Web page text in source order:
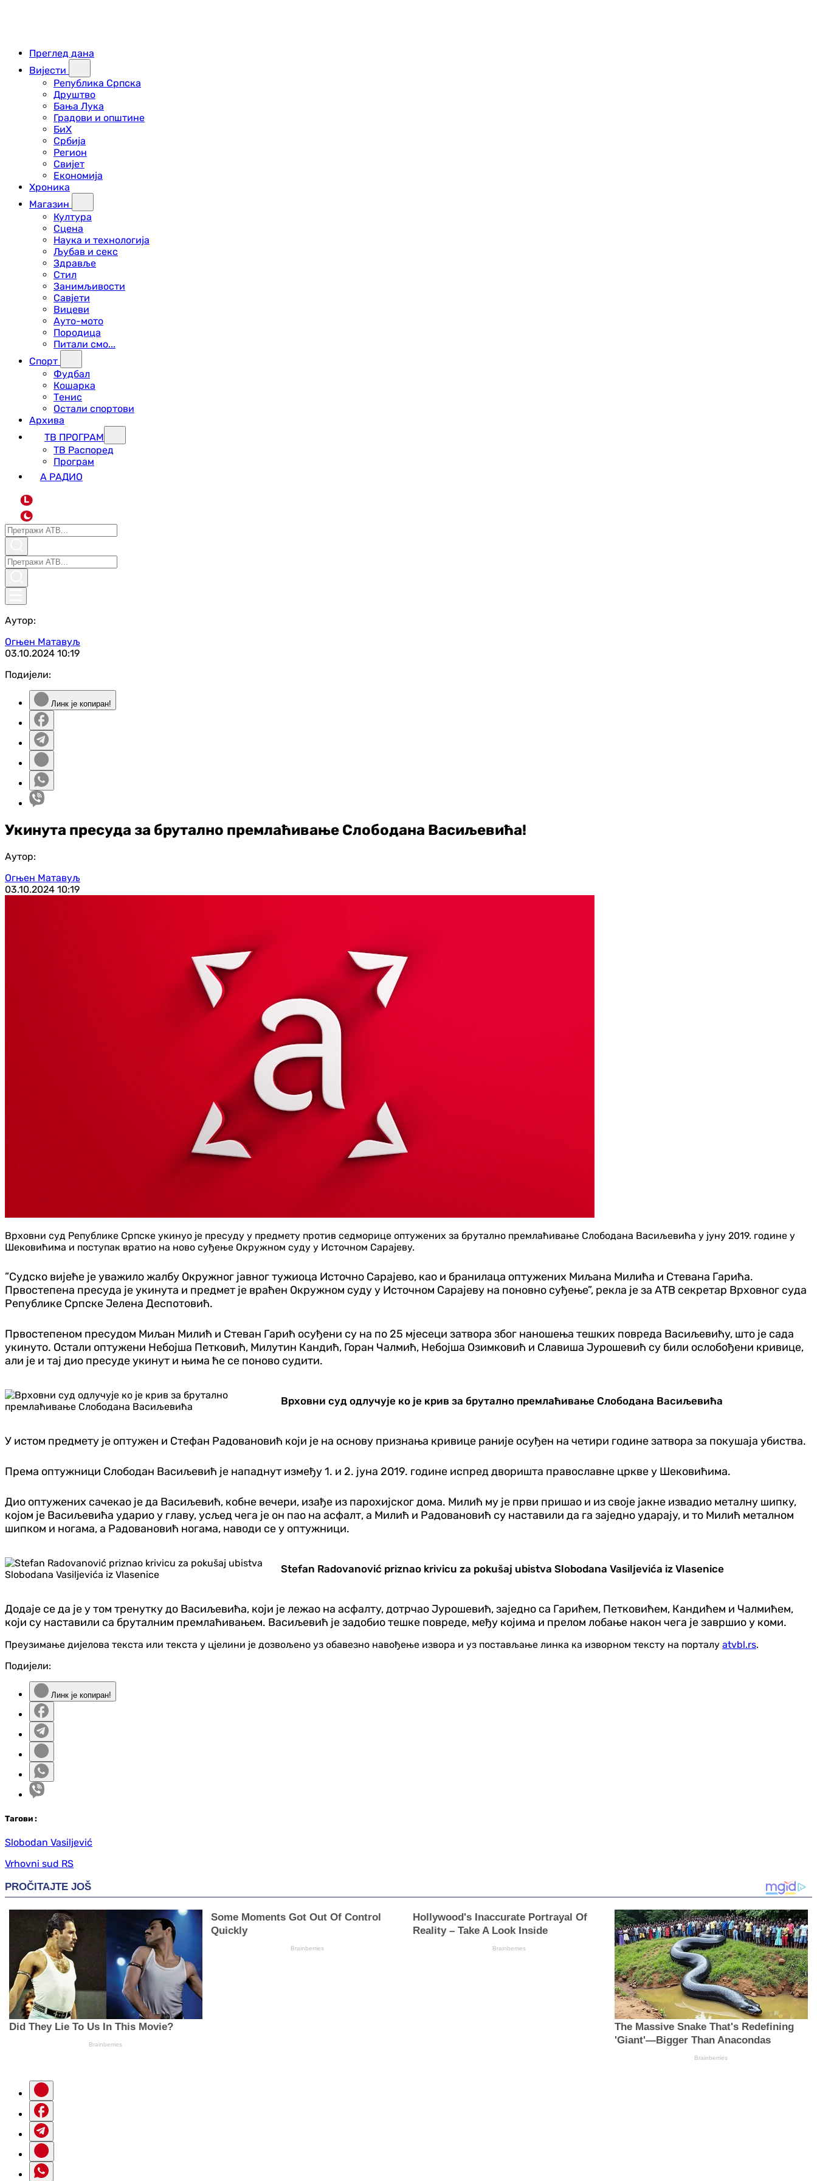
Преглед дана
Вијести
Република Српска
Друштво
Бања Лука
Градови и општине
БиХ
Србија
Регион
Свијет
Економија
Хроника
Магазин
Култура
Сцена
Наука и технологија
Љубав и секс
Здравље
Стил
Занимљивости
Савјети
Вицеви
Ауто-мото
Породица
Питали смо...
Спорт
Фудбал
Кошарка
Тенис
Остали спортови
Архива
ТВ ПРОГРАМ
ТВ Распоред
Програм
А РАДИО
L
Аутор:
Огњен Матавуљ
03.10.2024 10:19
Подијели:
Линк је копиран!
Укинута пресуда за брутално премлаћивање Слободана Васиљевића!
Аутор:
Огњен Матавуљ
03.10.2024 10:19
Врховни суд Републике Српске укинуо је пресуду у предмету против седморице оптужених за брутално премлаћивање Слободана Васиљевића у јуну 2019. године у
Шековићима и поступак вратио на ново суђење Окружном суду у Источном Сарајеву.
”Судско вијеће је уважило жалбу Окружног јавног тужиоца Источно Сарајево, као и бранилаца оптужених Миљана Милића и Стевана Гарића.
Првостепена пресуда је укинута и предмет је враћен Окружном суду у Источном Сарајеву на поновно суђење”, рекла је за АТВ секретар Врховног суда
Републике Српске Јелена Деспотовић.
Првостепеном пресудом Миљан Милић и Стеван Гарић осуђени су на по 25 мјесеци затвора због наношења тешких повреда Васиљевићу, што је сада
укинуто. Остали оптужени Небојша Петковић, Милутин Кандић, Горан Чалмић, Небојша Озимковић и Славиша Јурошевић су били ослобођени кривице,
али је и тај дио пресуде укинут и њима ће се поново судити.
Врховни суд одлучује ко је крив за брутално премлаћивање Слободана Васиљевића
У истом предмету је оптужен и Стефан Радовановић који је на основу признања кривице раније осуђен на четири године затвора за покушаја убиства.
Према оптужници Слободан Васиљевић је нападнут између 1. и 2. јуна 2019. године испред дворишта православне цркве у Шековићима.
Дио оптужених сачекао је да Васиљевић, кобне вечери, изађе из парохијског дома. Милић му је први пришао и из своје јакне извадио металну шипку,
којом је Васиљевића ударио у главу, усљед чега је он пао на асфалт, а Милић и Радовановић су наставили да га заједно ударају, и то Милић металном
шипком и ногама, а Радовановић ногама, наводи се у оптужници.
Stefan Radovanović priznao krivicu za pokušaj ubistva Slobodana Vasiljevića iz Vlasenice
Додаје се да је у том тренутку до Васиљевића, који је лежао на асфалту, дотрчао Јурошевић, заједно са Гарићем, Петковићем, Кандићем и Чалмићем,
који су наставили са бруталним премлаћивањем. Васиљевић је задобио тешке повреде, међу којима и прелом лобање након чега је завршио у коми.
Преузимање дијелова текста или текста у цјелини је дозвољено уз обавезно навођење извора и уз постављање линка ка изворном тексту на порталу atvbl.rs.
Подијели:
Линк је копиран!
Тагови :
Slobodan Vasiljević
Vrhovni sud RS